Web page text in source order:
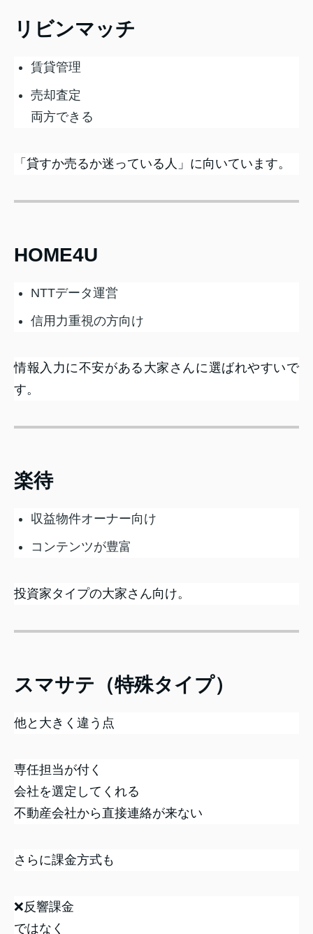
リビンマッチ
賃貸管理
売却査定
両方できる
「貸すか売るか迷っている人」に向いています。
HOME4U
NTTデータ運営
信用力重視の方向け
情報入力に不安がある大家さんに選ばれやすいで
す。
楽待
収益物件オーナー向け
コンテンツが豊富
投資家タイプの大家さん向け。
スマサテ（特殊タイプ）
他と大きく違う点
専任担当が付く
会社を選定してくれる
不動産会社から直接連絡が来ない
さらに課金方式も
❌反響課金
ではなく